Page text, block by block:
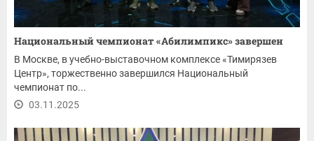
Национальный чемпионат «Абилимпикс» завершен
В Москве, в учебно-выставочном комплексе «Тимирязев
Центр», торжественно завершился Национальный
чемпионат по...
03.11.2025